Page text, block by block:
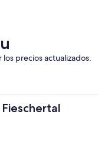
precios actualizados.